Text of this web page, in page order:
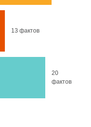
13 фактов
20
фактов